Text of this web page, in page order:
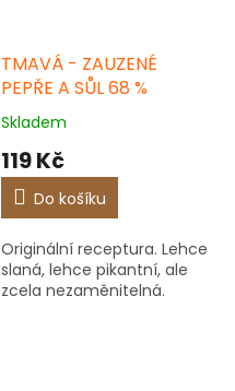
TMAVÁ - ZAUZENÉ
PEPŘE A SŮL 68 %
Skladem
119 Kč
Do košíku
Originální receptura. Lehce
slaná, lehce pikantní, ale
zcela nezaměnitelná.